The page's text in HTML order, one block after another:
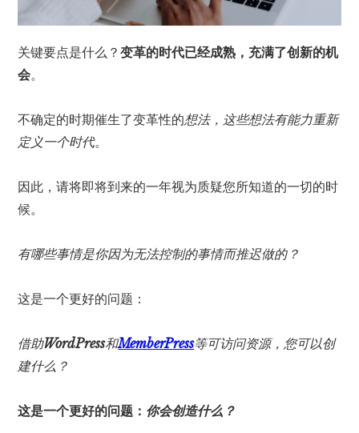
关键要点是什么？变革的时代已经成熟，充满了创新的机
会。
不确定的时期催生了变革性的想法，这些想法有能力重新
定义一个时代。
因此，请将即将到来的一年视为质疑您所知道的一切的时
候。
有哪些事情是你因为无法控制的事情而推迟做的？
这是一个更好的问题：
借助WordPress和MemberPress等可访问资源，您可以创
建什么？
这是一个更好的问题： 你会创造什么？